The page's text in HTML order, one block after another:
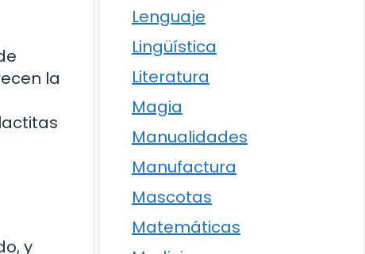
la
y
Lenguaje
Lingüística
Literatura
Magia
Manualidades
Manufactura
Mascotas
Matemáticas